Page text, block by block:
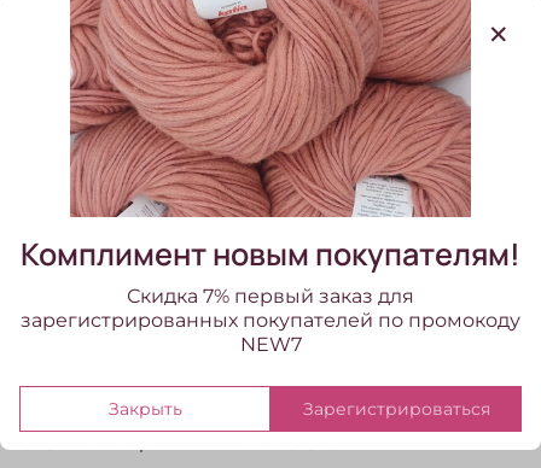
Калибр, мм
В корзину
В избранное
Крючок стальной, с защитным колпачком и
цветной пластиковой ручкой, PRYM
Комплимент новым покупателям!
Скидка 7% первый заказ для
зарегистрированных покупателей по промокоду
NEW7
Закрыть Зарегистрироваться